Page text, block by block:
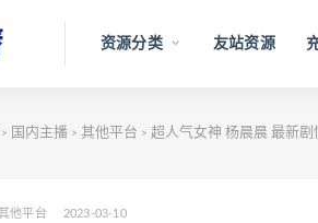
资源分类 友站资源
> 国内主播 > 其他平台 > 超人气女神 杨晨晨 最新
他平台 2023-03-10